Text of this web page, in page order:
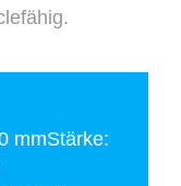
mmStärke: